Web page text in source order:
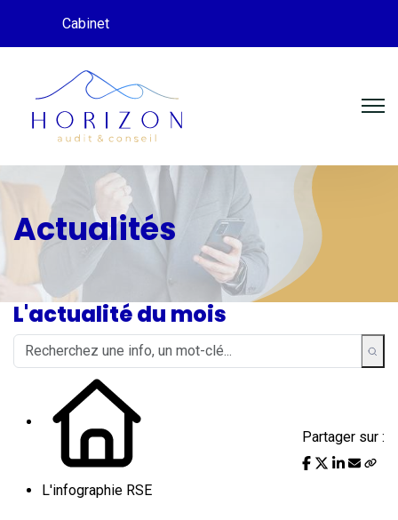
Cabinet
Actualités
L'actualité du mois
L'infographie RSE
Partager sur :